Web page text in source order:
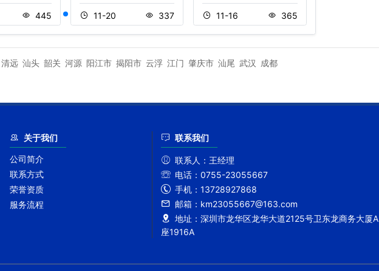
445 11-20 337 11-16 365
清远 汕头 韶关 河源 阳江市 揭阳市 云浮 江门 肇庆市 汕尾 武汉 成都
关于我们
公司简介
联系方式
荣誉资质
服务流程
联系我们
联系人： 王经理
电话： 0755-23055667
手机： 13728927868
邮箱： km23055667@163.com
地址： 深圳市龙华区龙华大道2125号卫东龙商务大厦A
座1916A